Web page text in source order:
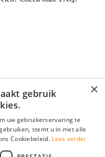
×
gebruik
uw gebruikerservaring te
stemt u in met alle
Cookiebeleid. Lees verder